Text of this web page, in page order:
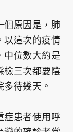
個原因是，肺
以這次的疫情
中位數大約是
檢三次都要陰
待幾天。
症患者使用呼